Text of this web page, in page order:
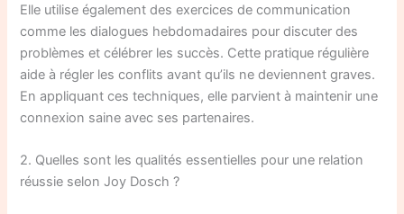
Elle utilise également des exercices de communication
comme les dialogues hebdomadaires pour discuter des
problèmes et célébrer les succès. Cette pratique régulière
aide à régler les conflits avant qu’ils ne deviennent graves.
En appliquant ces techniques, elle parvient à maintenir une
connexion saine avec ses partenaires.
2. Quelles sont les qualités essentielles pour une relation
réussie selon Joy Dosch ?